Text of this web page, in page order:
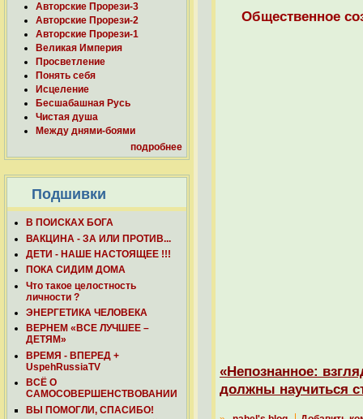
Авторские Прорези-3
Авторские Прорези-2
Авторские Прорези-1
Великая Империя
Просветление
Понять себя
Исцеление
Бесшабашная Русь
Чистая душа
Между днями-боями
подробнее
Подшивки
В ПОИСКАХ БОГА
ВАКЦИНА - ЗА ИЛИ ПРОТИВ...
ДЕТИ - НАШЕ НАСТОЯЩЕЕ !!!
ПОКА СИДИМ ДОМА
Что такое целостность
личности ?
ЭНЕРГЕТИКА ЧЕЛОВЕКА
ВЕРНЕМ «ВСЕ ЛУЧШЕЕ –
ДЕТЯМ»
ВРЕМЯ - ВПЕРЕД +
UspehRussiaTV
ВСЁ О
САМОСОВЕРШЕНСТВОВАНИИ
ВЫ ПОМОГЛИ, СПАСИБО!
Общественное
«Непознанное:
должны научиться